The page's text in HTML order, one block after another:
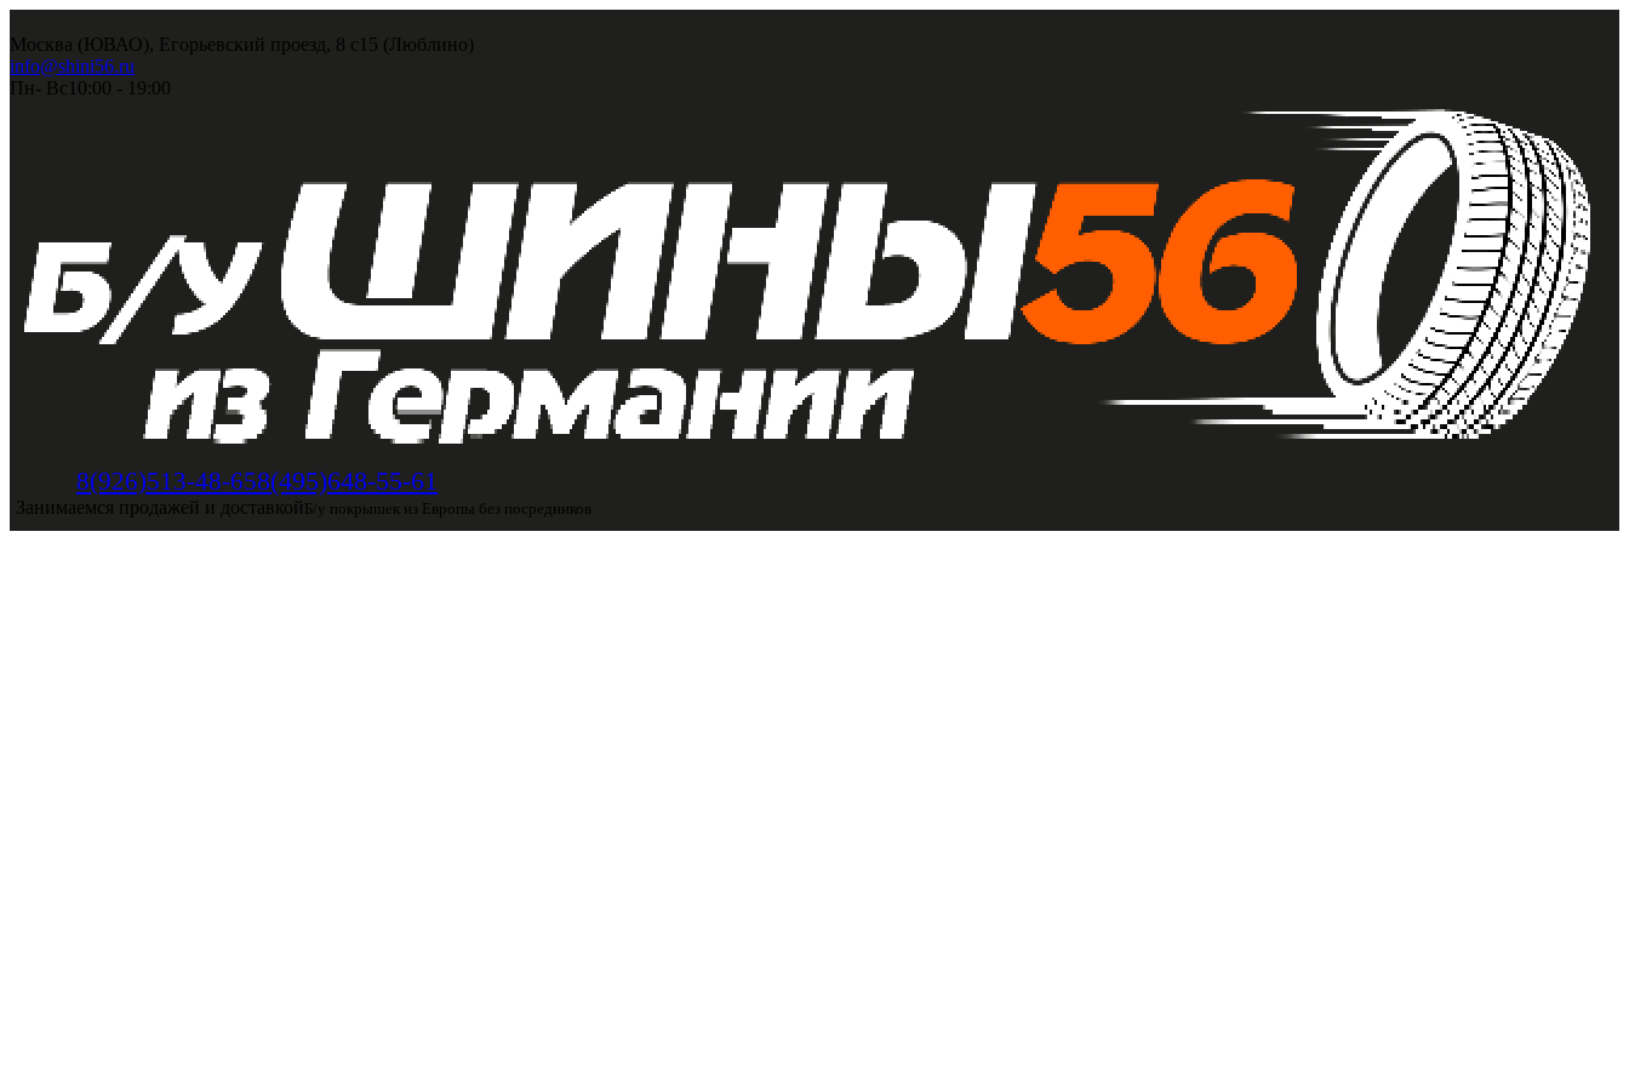
Москва (ЮВАО), Егорьевский проезд, 8 с15 (Люблино)
info@shini56.ru
Пн- Вс 10:00 - 19:00
8(926)513-48-658(495)648-55-61
Занимаемся продажей и доставкой Б/у покрышек из Европы без посредников